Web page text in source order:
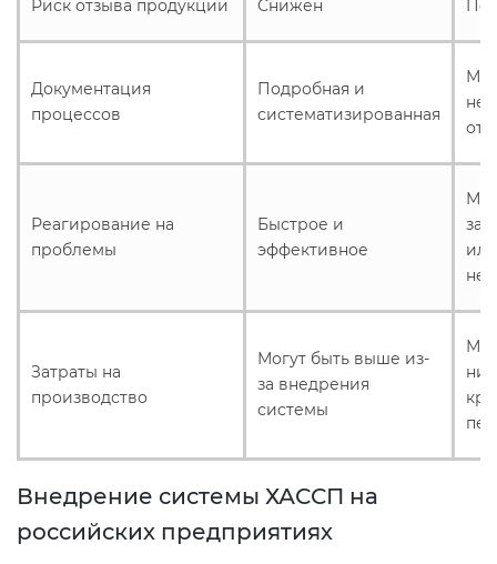
Риск отзыва продукции Снижен
Документация
процессов
Подробная и
систематизированная
Реагирование на
проблемы
Быстрое и
эффективное
или
Затраты на
производство
Могут быть выше из-
за внедрения
системы
Внедрение системы ХАССП на
российских предприятиях